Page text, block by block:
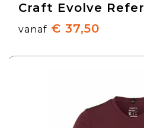
Craft Evolve
vanaf € 37,50